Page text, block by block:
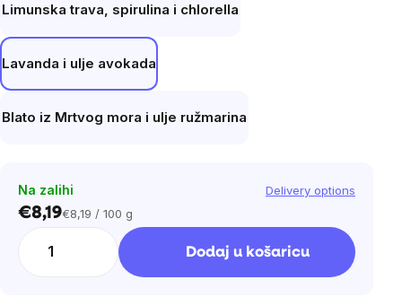
Limunska trava, spirulina i chlorella
Lavanda i ulje avokada
Blato iz Mrtvog mora i ulje ružmarina
Na zalihi Delivery options
€8,19Cijena
€8,19 / 100 g
Dodaj u košaricu